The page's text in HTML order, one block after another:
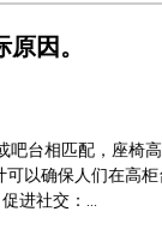
如何选择
如果您想美化
适且实用的休
功能和风格能